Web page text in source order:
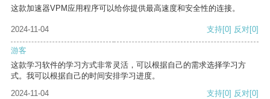
这款加速器VPM应用程序可以给你提供最高速度和安全性的连接。
2024-11-04 支持[0] 反对[0]
游客
这款学习软件的学习方式非常灵活，可以根据自己的需求选择学习方
式。我可以根据自己的时间安排学习进度。
2024-11-04
支持[0] 反对[0]